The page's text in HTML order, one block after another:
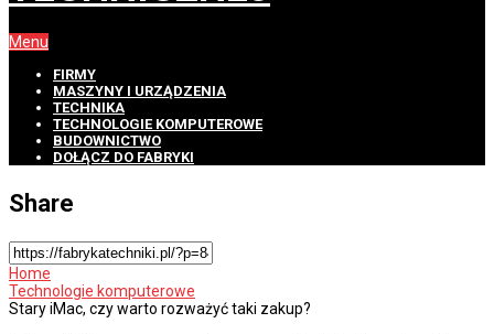
Menu
FIRMY
MASZYNY I URZĄDZENIA
TECHNIKA
TECHNOLOGIE KOMPUTEROWE
BUDOWNICTWO
DOŁĄCZ DO FABRYKI
Share
Home
Technologie komputerowe
Stary iMac, czy warto rozważyć taki zakup?